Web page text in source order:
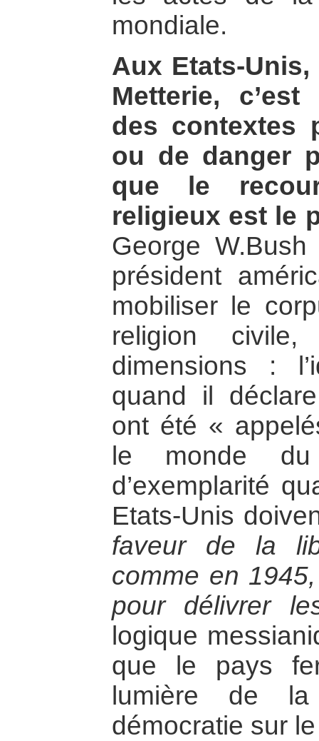
mondiale.
Aux Etats-
Metterie,
des contextes
ou de danger
que le
religieux est le
George
président
mobiliser le
religion
dimensions :
quand il
ont été «
le monde
d’exemplarité
Etats-Unis
faveur de la
comme en
pour délivrer
logique
que le pays
lumière de
démocratie sur